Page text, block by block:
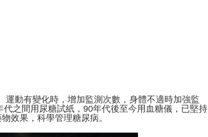
動有變化時，增加監測次數，身體不適時加強監
之間用尿糖試紙，90年代後至今用血糖儀，已堅持
效果，科學管理糖尿病。